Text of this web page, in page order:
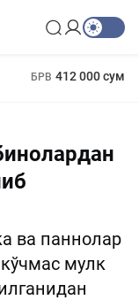
БРВ 412 000 сум
ва паннолар
мулк